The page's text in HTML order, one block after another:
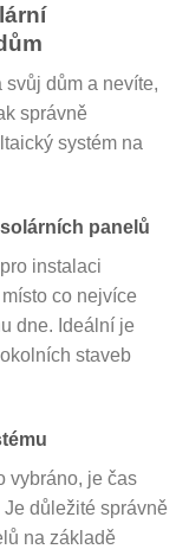
dům a nevíte,
správně
systém na
panelů
instalaci
co nejvíce
dne. Ideální je
staveb
vybráno, je čas
důležité správně
na základě